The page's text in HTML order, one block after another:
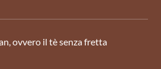
ovvero il tè senza fretta